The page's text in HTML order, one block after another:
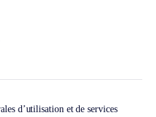
d’utilisation et de services